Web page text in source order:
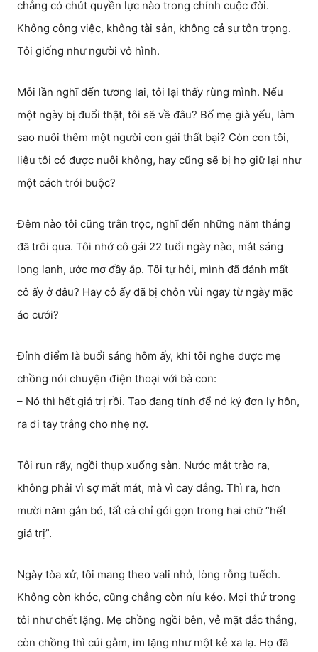
chẳng có chút quyền lực nào trong chính cuộc đời.
Không công việc, không tài sản, không cả sự tôn trọng.
Tôi giống như người vô hình.
Mỗi lần nghĩ đến tương lai, tôi lại thấy rùng mình. Nếu
một ngày bị đuổi thật, tôi sẽ về đâu? Bố mẹ già yếu, làm
sao nuôi thêm một người con gái thất bại? Còn con tôi,
liệu tôi có được nuôi không, hay cũng sẽ bị họ giữ lại như
một cách trói buộc?
Đêm nào tôi cũng trằn trọc, nghĩ đến những năm tháng
đã trôi qua. Tôi nhớ cô gái 22 tuổi ngày nào, mắt sáng
long lanh, ước mơ đầy ắp. Tôi tự hỏi, mình đã đánh mất
cô ấy ở đâu? Hay cô ấy đã bị chôn vùi ngay từ ngày mặc
áo cưới?
Đỉnh điểm là buổi sáng hôm ấy, khi tôi nghe được mẹ
chồng nói chuyện điện thoại với bà con:
– Nó thì hết giá trị rồi. Tao đang tính để nó ký đơn ly hôn,
ra đi tay trắng cho nhẹ nợ.
Tôi run rẩy, ngồi thụp xuống sàn. Nước mắt trào ra,
không phải vì sợ mất mát, mà vì cay đắng. Thì ra, hơn
mười năm gắn bó, tất cả chỉ gói gọn trong hai chữ “hết
giá trị”.
Ngày tòa xử, tôi mang theo vali nhỏ, lòng rỗng tuếch.
Không còn khóc, cũng chẳng còn níu kéo. Mọi thứ trong
tôi như chết lặng. Mẹ chồng ngồi bên, vẻ mặt đắc thắng,
còn chồng thì cúi gằm, im lặng như một kẻ xa lạ. Họ đã